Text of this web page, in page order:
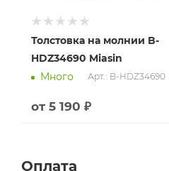
Толстовка на молнии B-
HDZ34690 Miasin
Много
Арт.: B-HDZ34690
от 5 190 ₽
Оплата